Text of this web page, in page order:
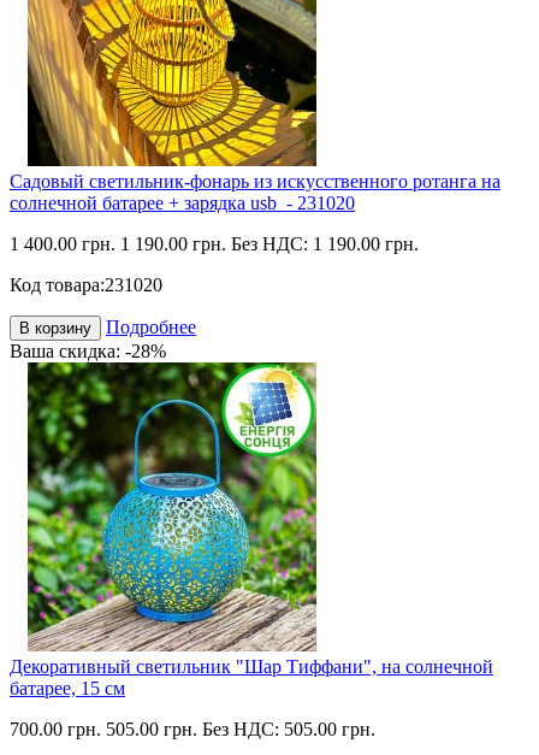
Садовый светильник-фонарь из искусственного ротанга на
солнечной батарее + зарядка usb - 231020
1 400.00 грн. 1 190.00 грн. Без НДС: 1 190.00 грн.
Код товара:231020
В корзину
Подробнее
Ваша скидка: -28%
Декоративный светильник "Шар Тиффани", на солнечной
батарее, 15 см
700.00 грн. 505.00 грн. Без НДС: 505.00 грн.